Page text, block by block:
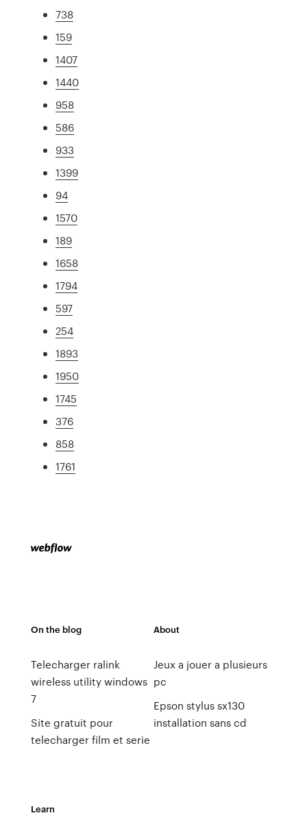
738
159
1407
1440
958
586
933
1399
94
1570
189
1658
1794
597
254
1893
1950
1745
376
858
1761
On the blog
Telecharger ralink
wireless utility windows
7
Site gratuit pour
telecharger film et serie
About
Jeux a jouer a plusieurs
pc
Epson stylus sx130
installation sans cd
Learn